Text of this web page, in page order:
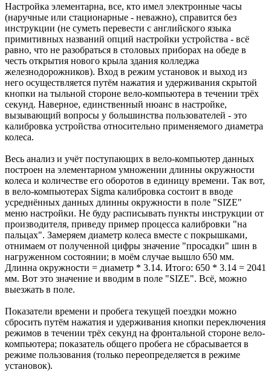
Настройка элементарна, все, кто имел электронные часы
(наручные или стационарные - неважно), справится без
инструкции (не суметь перевести с английского языка
примитивных названий опций настройки устройства - всё
равно, что не разобраться в столовых приборах на обеде в
честь открытия нового крыла здания колледжа
железнодорожников). Вход в режим установок и выход из
него осуществляется путём нажатия и удерживания скрытой
кнопки на тыльной стороне вело-компьютера в течении трёх
секунд. Наверное, единственный нюанс в настройке,
вызывающий вопросы у большинства пользователей - это
калибровка устройства относительно применяемого диаметра
колеса.
Весь анализ и учёт поступающих в вело-компьютер данных
построен на элементарном умножении длинны окружности
колеса и количестве его оборотов в единицу времени. Так вот,
в вело-компьютерах Sigma калибровка состоит в вводе
усреднённых данных длинны окружности в поле "SIZE"
меню настройки. Не буду расписывать пункты инструкции от
производителя, приведу пример процесса калибровки "на
пальцах". Замеряем диаметр колеса вместе с покрышками,
отнимаем от полученной цифры значение "просадки" шин в
нагруженном состоянии; в моём случае вышло 650 мм.
Длинна окружности = диаметр * 3.14. Итого: 650 * 3.14 = 2041
мм. Вот это значение и вводим в поле "SIZE". Всё, можно
выезжать в поле.
Показатели времени и пробега текущей поездки можно
сбросить путём нажатия и удерживания кнопки переключения
режимов в течении трёх секунд на фронтальной стороне вело-
компьютера; показатель общего пробега не сбрасывается в
режиме пользования (только переопределяется в режиме
установок).